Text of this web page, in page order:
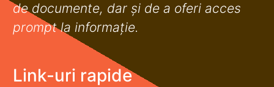
de documente, dar şi de a oferi acces
prompt la informaţie.
Link-uri rapide